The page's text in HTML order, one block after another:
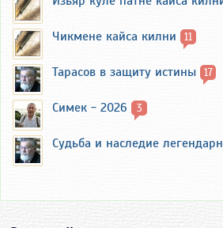
Чикмене кайса килни 11
Тарасов в защиту истины 17
Симек - 2026 3
Судьба и наследие